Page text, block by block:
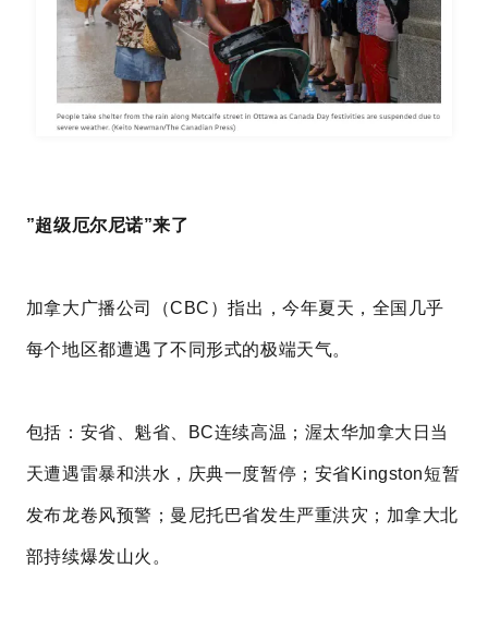
”超级厄尔尼诺”来了
加拿大广播公司（CBC）指出，今年夏天，全国几乎
每个地区都遭遇了不同形式的极端天气。
包括：安省、魁省、BC连续高温；渥太华加拿大日当
天遭遇雷暴和洪水，庆典一度暂停；安省Kingston短暂
发布龙卷风预警；曼尼托巴省发生严重洪灾；加拿大北
部持续爆发山火。